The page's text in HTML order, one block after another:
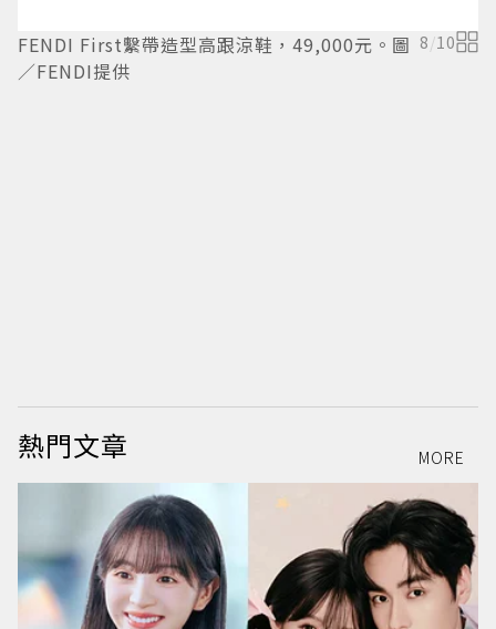
FENDI First繫帶造型高跟涼鞋，49,000元。圖
／FENDI提供
8/10
熱門文章 MORE